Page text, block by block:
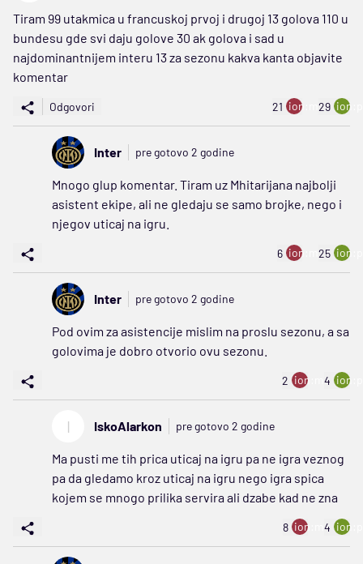
Tiram 99 utakmica u francuskoj prvoj i drugoj 13 golova 110 u
bundesu gde svi daju golove 30 ak golova i sad u
najdominantnijem interu 13 za sezonu kakva kanta objavite
komentar
Odgovori 21 ion:minus
29
Inter pre gotovo 2 godine
Mnogo glup komentar. Tiram uz Mhitarijana najbolji
asistent ekipe, ali ne gledaju se samo brojke, nego i
njegov uticaj na igru.
6 ion:minus
25
Inter pre gotovo 2 godine
Pod ovim za asistencije mislim na proslu sezonu, a sa
golovima je dobro otvorio ovu sezonu.
2 ion:minus
4
I IskoAlarkon pre gotovo 2 godine
Ma pusti me tih prica uticaj na igru pa ne igra veznog
pa da gledamo kroz uticaj na igru nego igra spica
kojem se mnogo prilika servira ali dzabe kad ne zna
8 ion:minus
4